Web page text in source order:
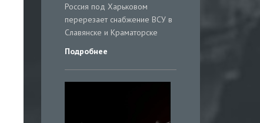
Россия под Харьковом
перерезает снабжение ВСУ в
Славянске и Краматорске
Подробнее